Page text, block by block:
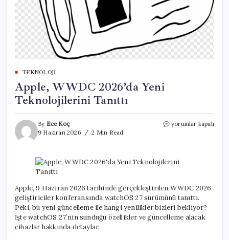
TEKNOLOJI
Apple, WWDC 2026’da Yeni
Teknolojilerini Tanıttı
By Ece Koç
9 Haziran 2026
2 Min Read
Apple,
Tanıttı
yorumlar kapalı
Apple, 9 Haziran 2026 tarihinde gerçekleştirilen WWDC 2026
geliştiriciler konferansında watchOS 27 sürümünü tanıttı.
Peki, bu yeni güncelleme ile hangi yenilikler bizleri bekliyor?
İşte watchOS 27’nin sunduğu özellikler ve güncelleme alacak
cihazlar hakkında detaylar.